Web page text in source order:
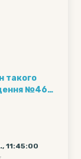
такого
№46
№8301),
м.
11:45:00